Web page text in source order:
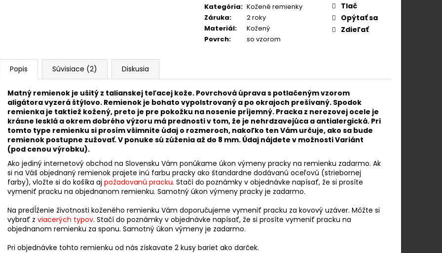
Kategória: Kožené remienky
Záruka:
2 roky
Materiál:
Kožený
Povrch: so vzorom
Tlač
Opýtať sa
Zdieľať
Popis Súvisiace (2) Diskusia
Matný remienok je ušitý z talianskej teľacej kože. Povrchová úprava s potlačeným vzorom
aligátora vyzerá štýlovo. Remienok je bohato vypolstrovaný a po okrajoch prešívaný. Spodok
remienka je taktiež kožený, preto je pre pokožku na nosenie príjemný. Pracka z nerezovej ocele je
krásne lesklá a okrem dobrého výzoru má prednosti v tom, že je nehrdzavejúca a antialergická. Pri
tomto type remienku si prosím všimnite údaj o rozmeroch, nakoľko ten Vám určuje, ako sa bude
remienok postupne zužovať. V ponuke sú zúženia až do 8 mm. Údaj nájdete v možnosti Variánt
(pod cenou výrobku).
Ako jediný internetový obchod na Slovensku Vám ponúkame úkon výmeny pracky na remienku zadarmo. Ak
si na Váš objednaný remienok prajete inú farbu pracky ako štandardne dodávanú oceľovú (striebornej
farby), vložte si do košíka aj požadovanú pracku. Stačí do poznámky v objednávke napísať, že si prosíte
vymeniť pracku na objednanom remienku. Samotný úkon výmeny pracky je zadarmo.
Na predĺženie životnosti koženého remienku Vám doporučujeme vymeniť pracku za kovový uzáver. Môžte si
vybrať z viacerých typov. Stačí do poznámky v objednávke napísať, že si prosíte vymeniť pracku na
objednanom remienku za sponu. Samotný úkon výmeny je zadarmo.
Pri objednávke tohto remienku od nás získavate 2 kusy bariet ako darček.